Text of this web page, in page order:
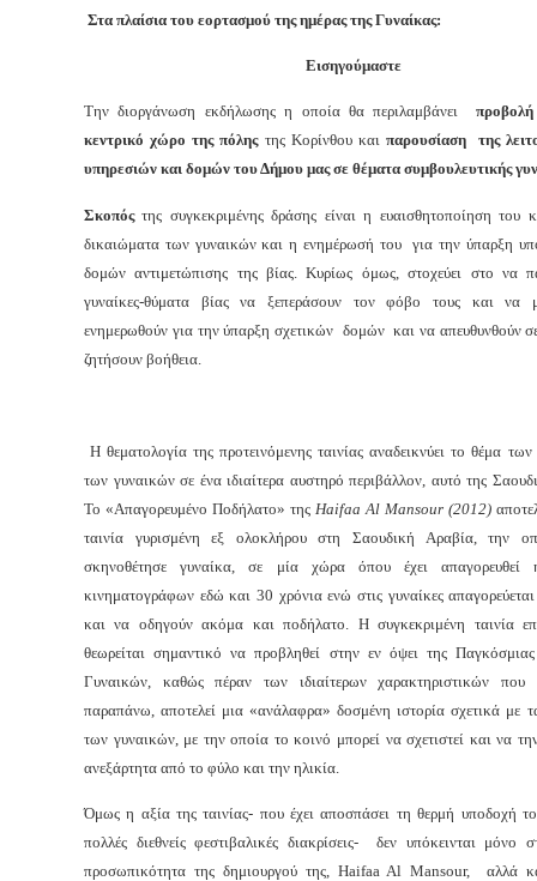
Στα πλαίσια του εορτασμού της ημέρας της Γυναίκας:
Εισηγούμαστε
Την διοργάνωση εκδήλωσης η οποία θα περιλαμβάνει
κεντρικό χώρο της πόληςτης Κορίνθου και παρουσίαση της
υπηρεσιών και δομών του Δήμου μας σε θέματα συμβουλευτικής
Σκοπόςτης συγκεκριμένης δράσης είναι η ευαισθητοποίηση του
δικαιώματα των γυναικών και η ενημέρωσή του για την ύπαρξη
δομών αντιμετώπισης της βίας. Κυρίως όμως, στοχεύει στο να
γυναίκες-θύματα βίας να ξεπεράσουν τον φόβο τους και να
ενημερωθούν για την ύπαρξη σχετικών δομών και να απευθυνθούν
ζητήσουν βοήθεια.
Η θεματολογία της προτεινόμενης ταινίας αναδεικνύει το θέμα
των γυναικών σε ένα ιδιαίτερα αυστηρό περιβάλλον, αυτό της
Το «Απαγορευμένο Ποδήλατο» της Haifaa Al Mansour(2012)
ταινία γυρισμένη εξ ολοκλήρου στη Σαουδική Αραβία, την
σκηνοθέτησε γυναίκα, σε μία χώρα όπου έχει απαγορευθεί η
κινηματογράφων εδώ και 30 χρόνια ενώ στις γυναίκες
και να οδηγούν ακόμα και ποδήλατο. Η συγκεκριμένη ταινία
θεωρείται σημαντικό να προβληθεί στην εν όψει της
Γυναικών, καθώς πέραν των ιδιαίτερων χαρακτηριστικών που
παραπάνω, αποτελεί μια «ανάλαφρα» δοσμένη ιστορία σχετικά με
των γυναικών, με την οποία το κοινό μπορεί να σχετιστεί και να
ανεξάρτητα από το φύλο και την ηλικία.
Όμως η αξία της ταινίας- που έχει αποσπάσει τη θερμή υποδοχή
πολλές διεθνείς φεστιβαλικές διακρίσεις- δεν υπόκεινται μόνο
προσωπικότητα της δημιουργού της, Haifaa Al Mansour, αλλά